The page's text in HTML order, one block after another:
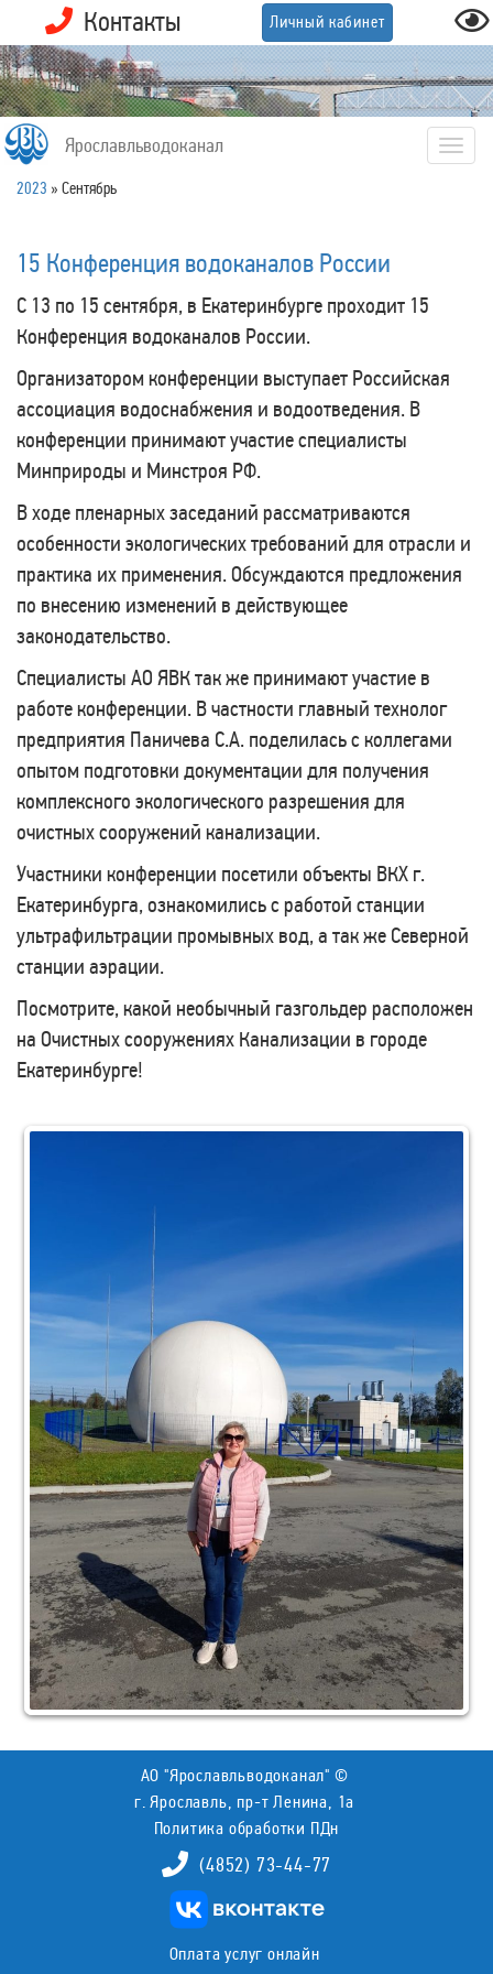
Контакты Личный кабинет
Ярославльводоканал
2023 » Сентябрь
15 Конференция водоканалов России
С 13 по 15 сентября, в Екатеринбурге проходит 15
Конференция водоканалов России.
Организатором конференции выступает Российская
ассоциация водоснабжения и водоотведения. В
конференции принимают участие специалисты
Минприроды и Минстроя РФ.
В ходе пленарных заседаний рассматриваются
особенности экологических требований для отрасли и
практика их применения. Обсуждаются предложения
по внесению изменений в действующее
законодательство.
Специалисты АО ЯВК так же принимают участие в
работе конференции. В частности главный технолог
предприятия Паничева С.А. поделилась с коллегами
опытом подготовки документации для получения
комплексного экологического разрешения для
очистных сооружений канализации.
Участники конференции посетили объекты ВКХ г.
Екатеринбурга, ознакомились с работой станции
ультрафильтрации промывных вод, а так же Северной
станции аэрации.
Посмотрите, какой необычный газгольдер расположен
на Очистных сооружениях Канализации в городе
Екатеринбурге!
АО "Ярославльводоканал" ©
г. Ярославль, пр-т Ленина, 1а
Политика обработки ПДн
(4852) 73-44-77
Оплата услуг онлайн